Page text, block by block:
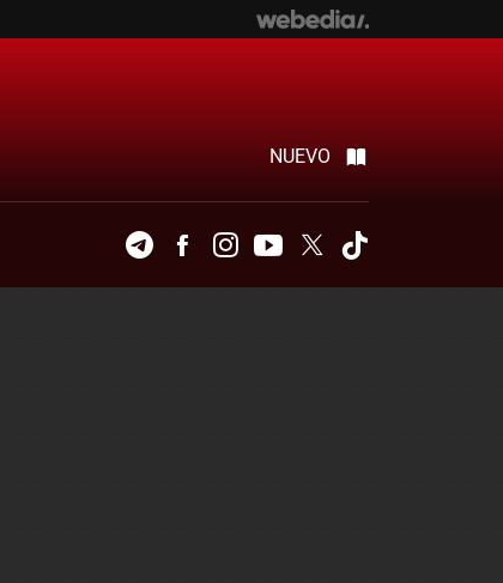
NUEVO
TelegramFacebookInstagramYoutubeTwitter